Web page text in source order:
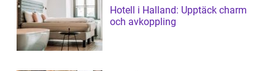
Hotell i Halland: Upptäck charm
och avkoppling